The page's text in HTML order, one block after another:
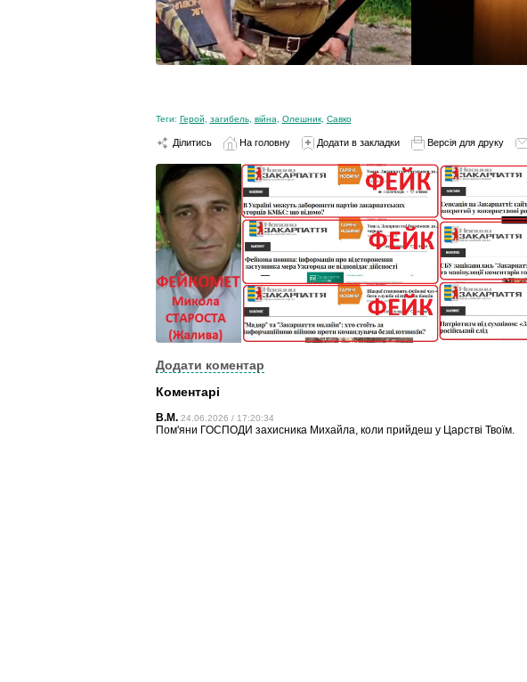
Теги: Герой загибель, війна Олешник, Савко
Ділитись На головну Додати в закладки Версія для друку
Додати коментар
Коментарі
В.М. 24.06.2026 / 17:20:34
Пом'яни ГОСПОДИ захисника Михайла, коли прийдеш у Царстві Твоїм.